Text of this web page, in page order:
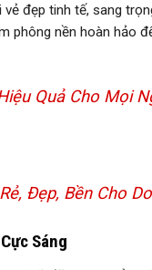
đẹp tinh tế, sang
phông nền hoàn hảo
Quả Cho Mọi
Đẹp, Bền Cho
Sáng